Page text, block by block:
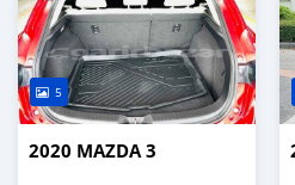
5
2020 MAZDA 3